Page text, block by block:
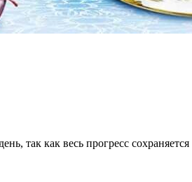
так как весь прогресс